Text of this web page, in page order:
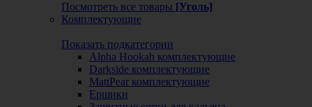
Посмотреть все товары [Уголь]
Комплектующие
Показать подкатегории
Alpha Hookah комплектующие
Darkside комплектующие
MattPear комплектующие
Ершики